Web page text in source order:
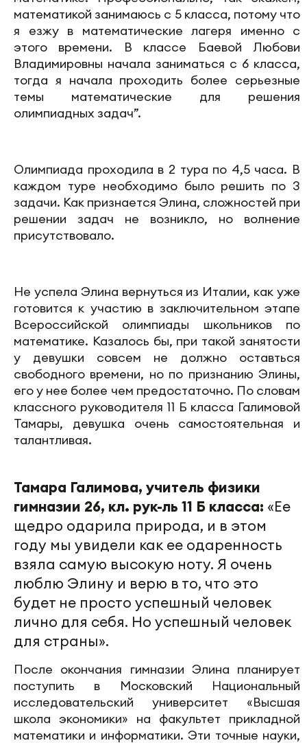
математикой занимаюсь с 5 класса, потому что
я езжу в математические лагеря именно с
этого времени. В классе Баевой Любови
Владимировны начала заниматься с 6 класса,
тогда я начала проходить более серьезные
темы математические для решения
олимпиадных задач”.
Олимпиада проходила в 2 тура по 4,5 часа. В
каждом туре необходимо было решить по 3
задачи. Как признается Элина, сложностей при
решении задач не возникло, но волнение
присутствовало.
Не успела Элина вернуться из Италии, как уже
готовится к участию в заключительном этапе
Всероссийской олимпиады школьников по
математике. Казалось бы, при такой занятости
у девушки совсем не должно оставться
свободного времени, но по признанию Элины,
его у нее более чем предостаточно. По словам
классного руководителя 11 Б класса Галимовой
Тамары, девушка очень самостоятельная и
талантливая.
Тамара Галимова, учитель физики
гимназии 26, кл. рук-ль 11 Б класса: «Ее
щедро одарила природа, и в этом
году мы увидели как ее одаренность
взяла самую высокую ноту. Я очень
люблю Элину и верю в то, что это
будет не просто успешный человек
лично для себя. Но успешный человек
для страны».
После окончания гимназии Элина планирует
поступить в Московский Национальный
исследовательский университет «Высшая
школа экономики» на факультет прикладной
математики и информатики. Эти точные науки,